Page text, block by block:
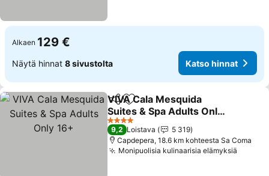
Alkaen 129 €
Näytä hinnat 8 sivustolta Katso hinnat
Jaa Lisää suosikkeihin
VIVA Cala Mesquida
Suites & Spa Adults Only
16+
Katso hinnat
4 Tähtiluokitus
9,2 Loistava
5 319
Capdepera, 18.6 km kohteesta Sa Coma
Monipuolisia kulinaarisia elämyksiä